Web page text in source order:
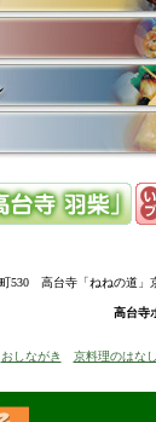
12/15
10/20
8/18
5/26
530 高台寺「ねねの道」
高台寺
おしながき 京料理のはなし